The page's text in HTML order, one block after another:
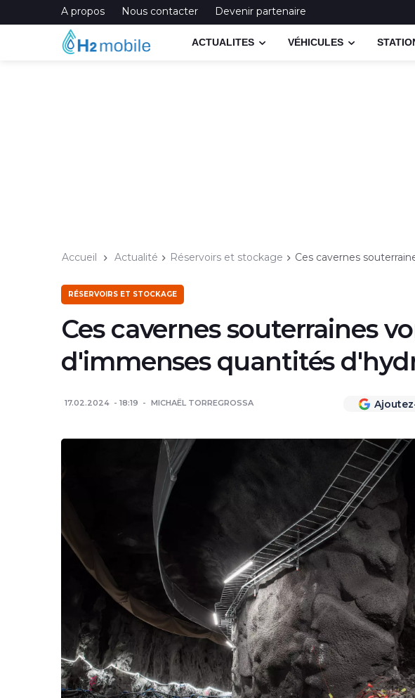
A propos Nous contacter Devenir partenaire
ACTUALITES VÉHICULES
Accueil Actualité Réservoirs et stockage Ces cavernes
RÉSERVOIRS ET STOCKAGE
Ces cavernes souterraines
d'immenses quantités
17.02.2024 18:19 MICHAËL TORREGROSSA